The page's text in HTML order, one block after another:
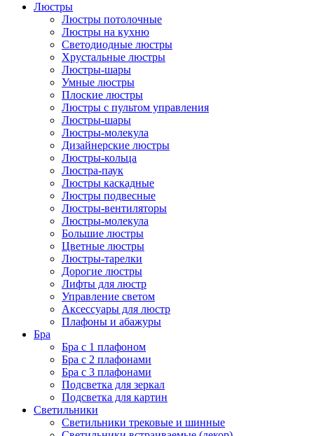
Люстры
Люстры потолочные
Люстры на кухню
Светодиодные люстры
Хрустальные люстры
Люстры-шары
Умные люстры
Плоские люстры
Люстры с пультом управления
Люстры-шары
Люстры-молекула
Дизайнерские люстры
Люстры-кольца
Люстра-паук
Люстры каскадные
Люстры подвесные
Люстры-вентиляторы
Люстры-молекула
Большие люстры
Цветные люстры
Люстры-тарелки
Дорогие люстры
Лифты для люстр
Управление светом
Аксессуары для люстр
Плафоны и абажуры
Бра
Бра с 1 плафоном
Бра с 2 плафонами
Бра с 3 плафонами
Подсветка для зеркал
Подсветка для картин
Светильники
Светильники трековые и шинные